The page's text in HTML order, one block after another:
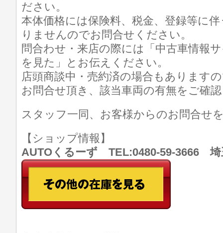
ださい。
本体価格には保険料、税金、登録等に
りませんのでお問合せください。
問合わせ・来店の際には「中古車情報
を見た」とお伝えください。
店頭商談中・売約済の場合もあります
お問合せ頂き、該当車両の有無をご確
スタッフ一同、お客様からのお問合せ
【ショップ情報】
AUTOくるーず TEL:0480-59-3666 埼